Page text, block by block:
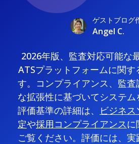
ゲストブログ
Angel C.
2026年版、監査対応可能な
ATSプラットフォームに関
す。コンプライアンス、監
な拡張性に基づいてシステム
評価基準の詳細は、
ビジネ
定や採用コンプライアンスに
ご覧ください。評価には、